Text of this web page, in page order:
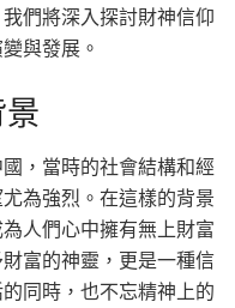
們將深入探討財神信仰
與發展。
，當時的社會結構和經
為強烈。在這樣的背景
人們心中擁有無上財富
富的神靈，更是一種信
同時，也不忘精神上的